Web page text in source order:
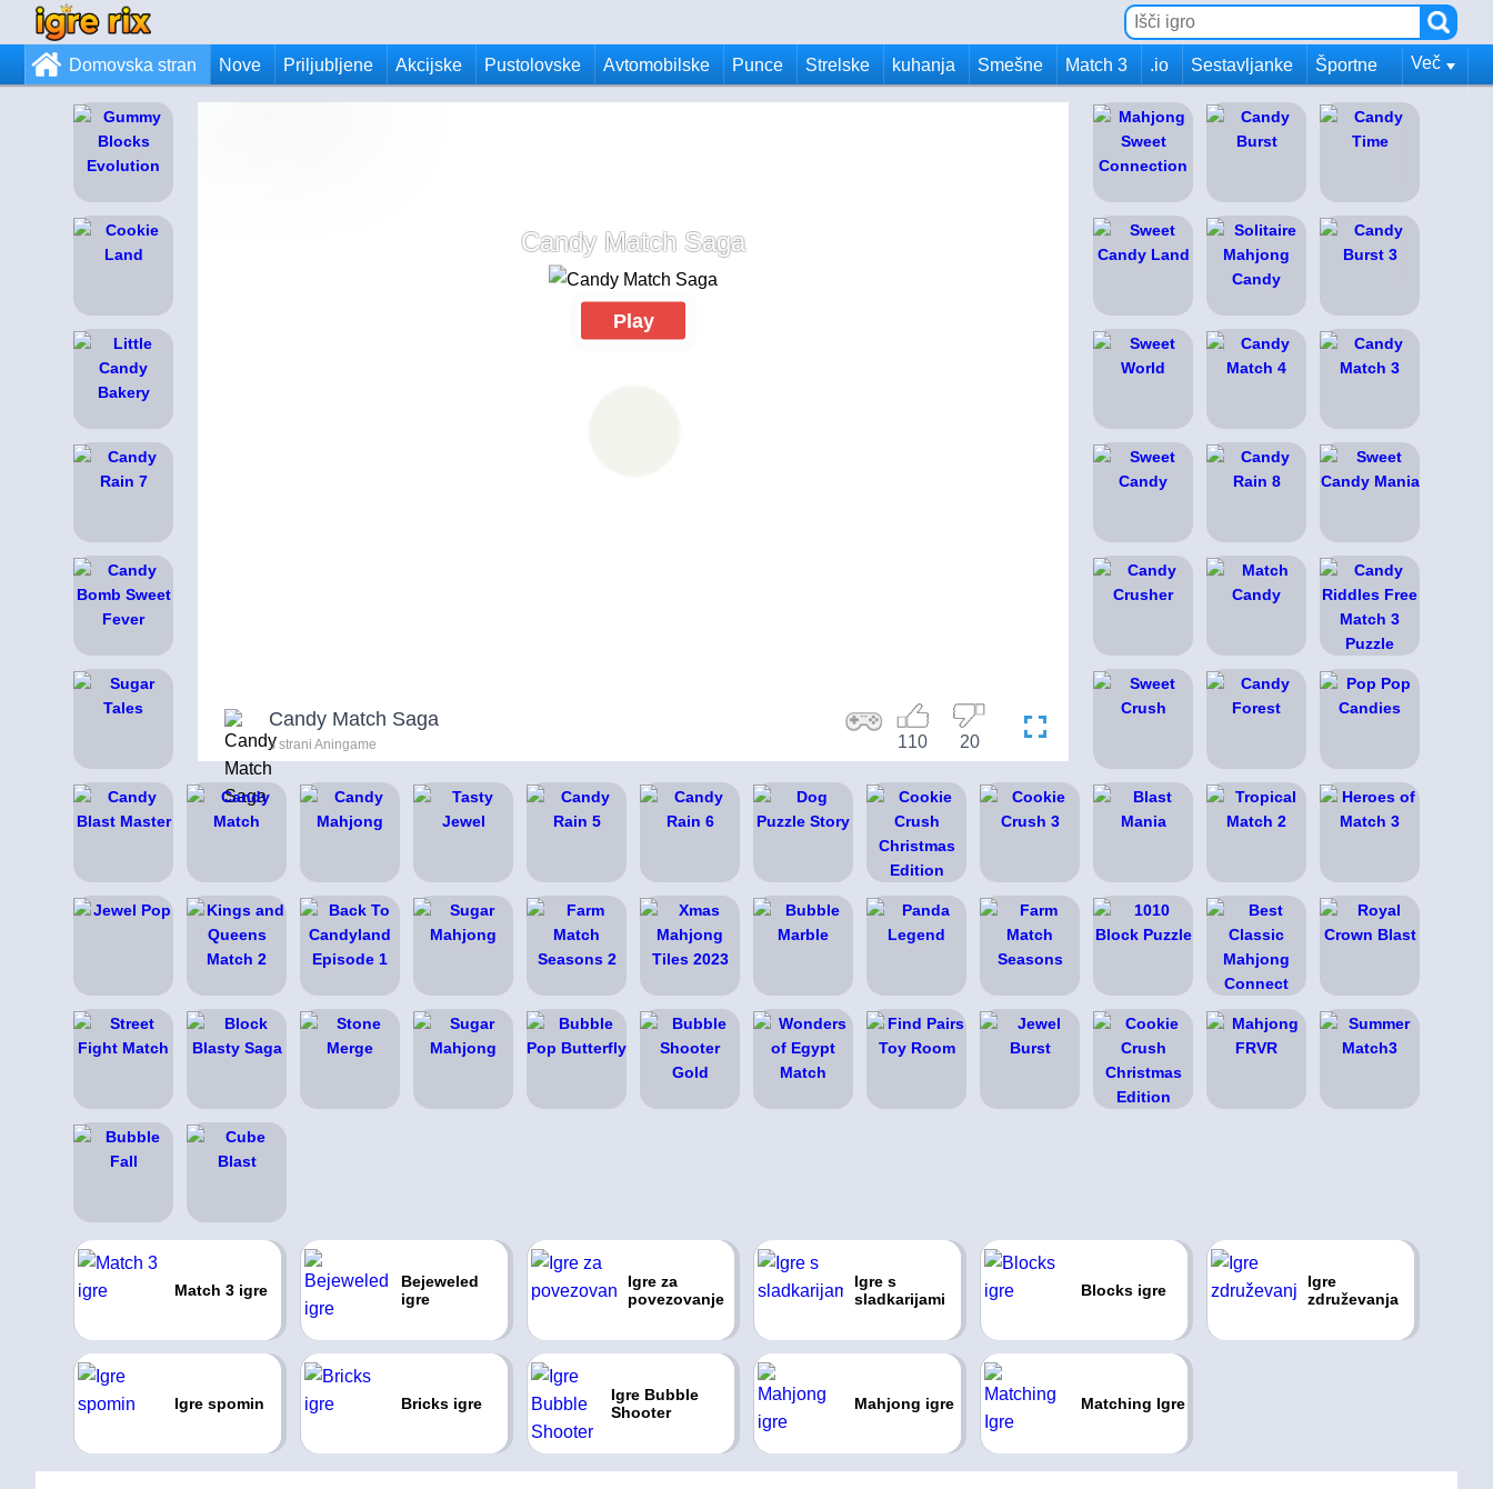
Domovska stran Nove Priljubljene Akcijske Pustolovske Avtomobilske Punce Strelske kuhanja Smešne Match 3 .io Sestavljanke Športne Več
Candy Match Saga
Play
Candy Match Saga
s strani Aningame 20
110
Match 3 igre
Bejeweled
igre
Igre za
povezovanje
Igre s
sladkarijami
Blocks igre
Igre
združevanja
Igre spomin Bricks igre
Igre Bubble
Shooter
Mahjong igre Matching Igre